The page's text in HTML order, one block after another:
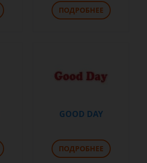
ПОДРОБНЕЕ
GOOD DAY
ПОДРОБНЕЕ